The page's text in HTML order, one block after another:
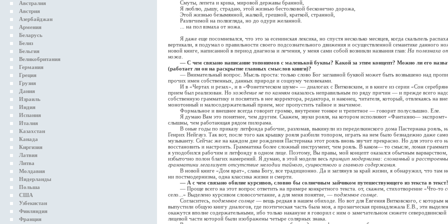
Австралия
Австрия
Азербайджан
Армения
Беларусь
Белиз
Бельгия
Великобритания
Германия
Греция
Грузия
Дания
Израиль
Индия
Испания
Италия
Казахстан
Канада
Киргизия
Латвия
Литва
Молдавия
Нидерланды
Польша
США
Узбекистан
Финляндия
Франция
Смуты, лепета и крика, мировой державы бранной,
Я люблю, дышу, страдаю, этой жизнью бестолковой бесконечно дорожа,
Этой жизнью безымянной, жалкой, грешной, краткой, странной,
Различимой на полвзгляда, но до одури желанной.
... на пол взмаха от ножа.
Я даже еще посомневался, что это за есенинская лексика, но спустя несколько месяцев, когда скальпель
вертикали, я подумал о правильности своего подсознательного движения и осуществленной семантике данного
новой книге, написанной в период диагноза и лечения, у меня сами собой возникли названия глав: На полвзмаха
ножа
— С чем связано написание топонимов с маленькой буквы? Какой за этим концепт? Можно ли его
(работает ли он на раскрытие главных смыслов книги)?
— Внимательный вопрос. Мысль проста: только слово Бог заглавной буквой может быть возвышено над
прочих имен собственных, данных природе и социуму человеками.
И в «Чертах и резах», и в «Фонетическом шуме» — диалогах с Витковским, и в книге из серии «Сон
прием был реализован. Но хождение не по камням оказалось неправильным по ряду причин — и прежде всего
собственную грамматику и посвятить в нее корректора, редактора, и наконец, читателя, который, отвлекаясь на
монотонный и малосодержательный прием, мог пропустить тайное и значимое.
Формальное и внешнее всегда говорит громко, внутренне тонкое и трепетное — говорит полуслышно. Еле.
Я думаю Вам это понятнее, чем другим. Скажем, звуки рояля, на котором исполняют «Фантазию—
слышны, чем работающая рядом пилорама.
В оные годы по приказу литфонда рабочие, разломав, выкинули из переделкинского дома Пастернака рояль,
Генрих Нейгауз. Так вот, после того как крышку рояля разбили топором, играть на нем было безнадежно даже
музыканту. Сейчас же на каждом дне рождения Пастернака этот рояль вновь звучит прекрасно. Но для этого его
восстановить и настроить. Грамматика более сложный инструмент, чем рояль. В каком— то смысле, ломая
я уподобился рабочим и литфонду в одном лице. Поэтому, Вы правы, мой концепт оказался обычным
избыточно полон благих намерений. Я думаю, в этой модели весь принцип модернизма: сломанный и
грамматики легализует отсутствие мелодии тайного, сущностного и главного содержания
В новой книге «Дом врат», слава Богу, все традиционно. Да и заглянув за край жизни, я обнаружил, что там
ни постмодернизма, одна классика жизни и смерти.
— А с чем связано обилие курсивов, словно бы солнечным зайчиком путешествующего из текста в
— Проще всего на этот вопрос ответить на примере конкретного текста. от, скажем, стихотворение «Что-то
село...» Выделено курсивом словосочетание, а для меня понятие, — подземное солнце
Согласитесь, подземное солнце — вещь редкая в нашем обиходе. Но вот для Евгения Витковского, с которым
выпустили общую книгу диалогов, где поэтическая часть была моя, а прозаическая принадлежала Е.В., эти
окажутся вполне содержательными, ибо только накануне я говорил с ним о замечательном сюжете северодвинской
лицевой части которой были изображены четыре солярных знака.